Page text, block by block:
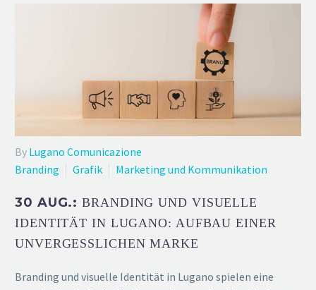
By Lugano Comunicazione
Branding
Grafik Marketing und Kommunikation
30 AUG.:BRANDING UND VISUELLE
IDENTITÄT IN LUGANO: AUFBAU EINER
UNVERGESSLICHEN MARKE
Branding und visuelle Identität in Lugano spielen eine